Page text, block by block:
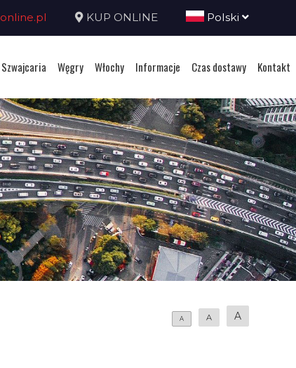
KUP ONLINE Polski
Szwajcaria Węgry Włochy Informacje Czas dostawy Kontakt
A A A